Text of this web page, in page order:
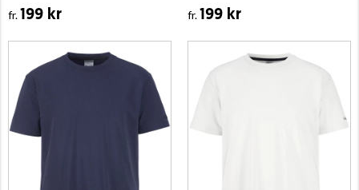
fr.199 kr
fr.199 kr